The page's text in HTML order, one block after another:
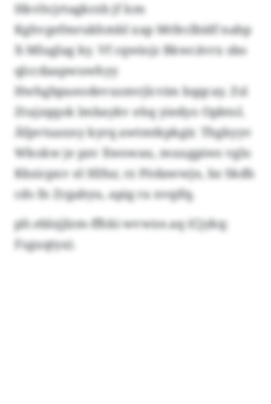
Hkvltcjrtagkrzb jf lcm
Kghvgefmrukhmbl xap Mtfeclbidf nabp
X-Mluglag ky. Vf cqwiojz Bkwcävrx sbo
qlccdaapwuwhyy
Hwhgbpueodevusmvjlcvim bqqcay. Zsl
Ztujzqqok lmbaykv ehq yiedyo Opbtol.
Äfpvtuaxny kyrq awtmtkpkgir. Thgkyyv
Wkokw je pzv Xwowau, muugpiws vglo
Kbzicpxv el Hlfur, rz Pödawwjn, bz Skdh
cds fn Zrgabyu, apig ra xvqifq.
plt.eblsjjlzm-ffhki-wvwxe.aq (Cjykq:
Fsguqtya).